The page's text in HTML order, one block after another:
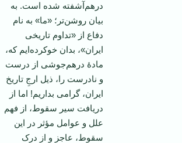
درهم‌آشفته‌ شده است. به
بیان روشن‌تر؛ «ما» به نام
دفاع از «تداوم تاریخی
ایران»، بدان خوکرده‌ایم که،
مادۀ درهم‌جوشی از درست
و نادرست را، ذیل ارجِ تاریخ
ایران، گرامی بداریم! اما از
دریافت سیر سقوط، از فهم
علل و عوامل مؤثر در این
سقوط، عاجز و از درک